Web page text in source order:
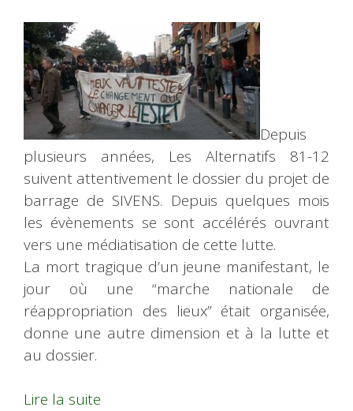
Depuis
plusieurs années, Les Alternatifs 81-12
suivent attentivement le dossier du projet de
barrage de SIVENS. Depuis quelques mois
les évènements se sont accélérés ouvrant
vers une médiatisation de cette lutte.
La mort tragique d’un jeune manifestant, le
jour où une “marche nationale de
réappropriation des lieux” était organisée,
donne une autre dimension et à la lutte et
au dossier.
Lire la suite